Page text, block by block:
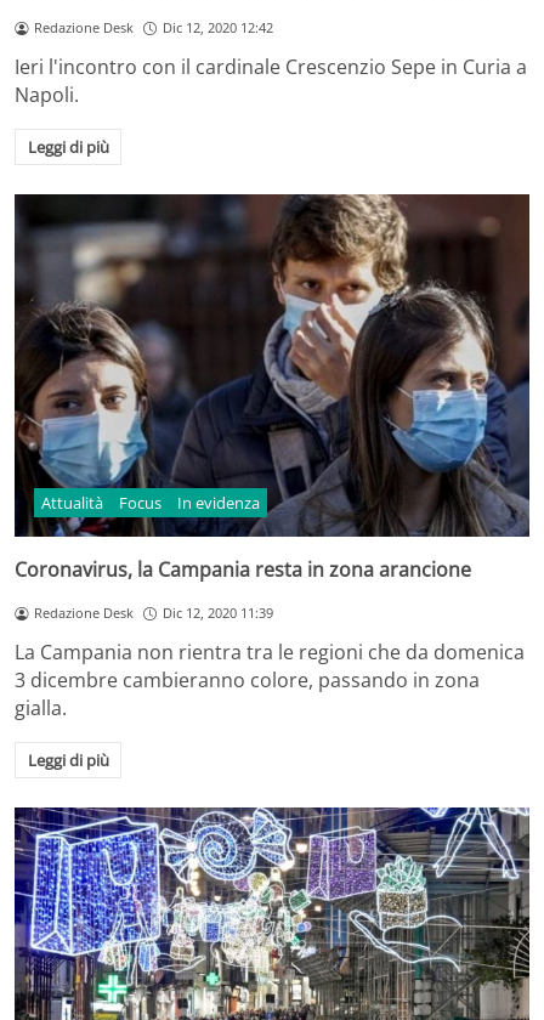
Redazione Desk Dic 12, 2020 12:42
Ieri l'incontro con il cardinale Crescenzio Sepe in Curia a
Napoli.
Leggi di più
Attualità Focus In evidenza
Coronavirus, la Campania resta in zona arancione
Redazione Desk Dic 12, 2020 11:39
La Campania non rientra tra le regioni che da domenica
3 dicembre cambieranno colore, passando in zona
gialla.
Leggi di più